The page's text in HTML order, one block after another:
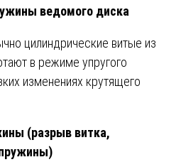
ведомого диска
цилиндрические витые из
в режиме упругого
изменениях крутящего
(разрыв витка,